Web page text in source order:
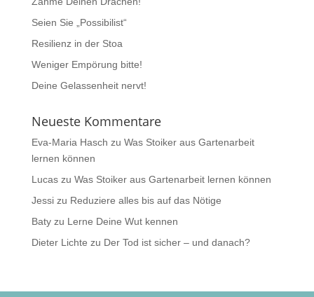
Seien Sie „Possibilist“
Resilienz in der Stoa
Weniger Empörung bitte!
Deine Gelassenheit nervt!
Neueste Kommentare
Eva-Maria Hasch zu Was Stoiker aus Gartenarbeit
lernen können
Lucaszu Was Stoiker aus Gartenarbeit lernen können
Jessizu Reduziere alles bis auf das Nötige
Batyzu Lerne Deine Wut kennen
Dieter Lichte zu Der Tod ist sicher – und danach?